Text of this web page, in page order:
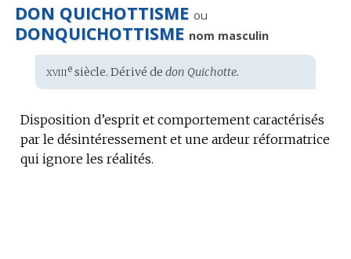
DON QUICHOTTISME ou
DONQUICHOTTISME nom masculin
Étymologie
:
xviiiesiècle. Dérivé de don Quichotte.
Disposition d’esprit et comportement caractérisés
par le désintéressement et une ardeur réformatrice
qui ignore les réalités.